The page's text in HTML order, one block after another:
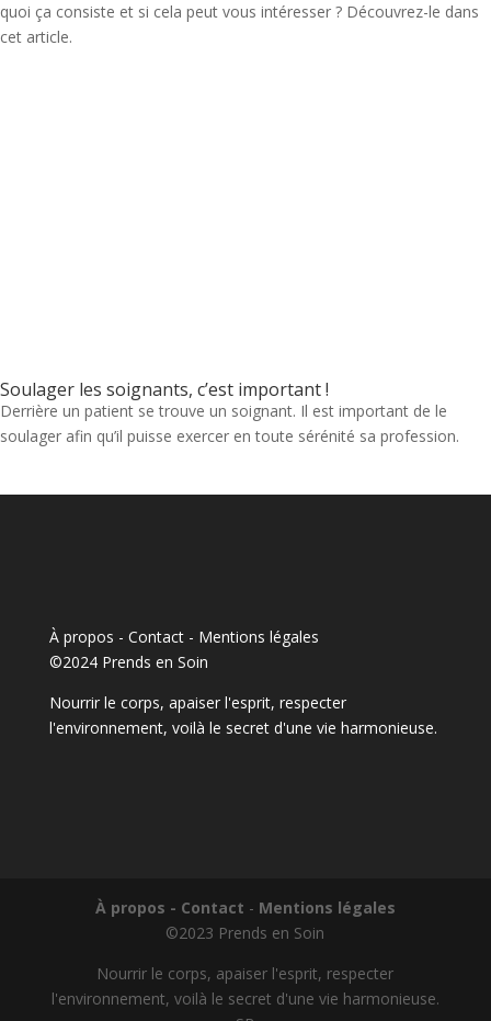
quoi ça consiste et si cela peut vous intéresser ? Découvrez-le dans
cet article.
Soulager les soignants, c’est important !
Derrière un patient se trouve un soignant. Il est important de le
soulager afin qu’il puisse exercer en toute sérénité sa profession.
À propos - Contact- Mentions légales
©2024 Prends en Soin
Nourrir le corps, apaiser l'esprit, respecter
l'environnement, voilà le secret d'une vie harmonieuse.
À propos - Contact - Mentions légales
©2023 Prends en Soin
Nourrir le corps, apaiser l'esprit, respecter
l'environnement, voilà le secret d'une vie harmonieuse.